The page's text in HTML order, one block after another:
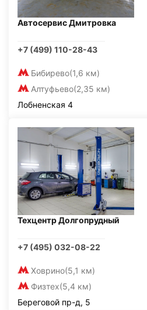
Автосервис Дмитровка
+7 (499) 110-28-43
Бибирево(1,6 км)
Алтуфьево(2,35 км)
Лобненская 4
Техцентр Долгопрудный
+7 (495) 032-08-22
Ховрино(5,1 км)
Физтех(5,4 км)
Береговой пр-д, 5